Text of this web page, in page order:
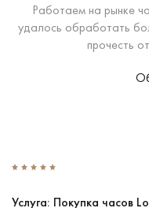
Работаем на рынке
удалось обработать
прочесть
Услуга: Покупка часов